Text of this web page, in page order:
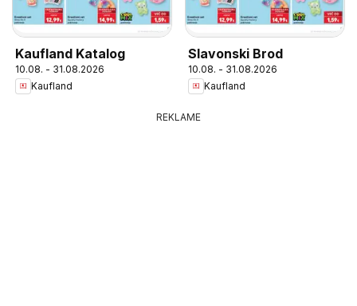
Kaufland Katalog
10.08. - 31.08.2026
Kaufland
Slavonski Brod
10.08. - 31.08.2026
Kaufland
REKLAME